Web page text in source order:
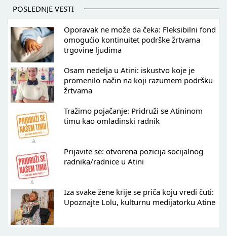
POSLEDNJE VESTI
Oporavak ne može da čeka: Fleksibilni fond
omogućio kontinuitet podrške žrtvama
trgovine ljudima
Osam nedelja u Atini: iskustvo koje je
promenilo način na koji razumem podršku
žrtvama
Tražimo pojačanje: Pridruži se Atininom
timu kao omladinski radnik
Prijavite se: otvorena pozicija socijalnog
radnika/radnice u Atini
Iza svake žene krije se priča koju vredi čuti:
Upoznajte Lolu, kulturnu medijatorku Atine